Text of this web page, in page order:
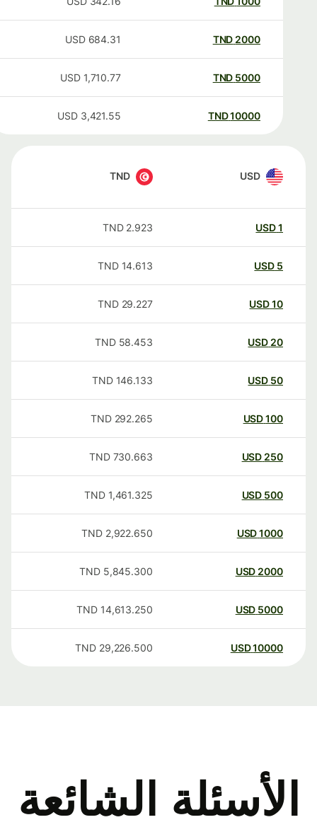
2000
TND
684.31
USD
5000
TND
1,710.77
USD
10000
TND
3,421.55
USD
USD
TND
USD
2.923
TND
USD
14.613
TND
USD
29.227
TND
20
USD
58.453
TND
50
USD
146.133
TND
100
USD
292.265
TND
250
USD
730.663
TND
500
USD
1,461.325
TND
1000
USD
2,922.650
TND
2000
USD
5,845.300
TND
5000
USD
14,613.250
TND
10000
USD
29,226.500
TND
الأسئلة الشائعة